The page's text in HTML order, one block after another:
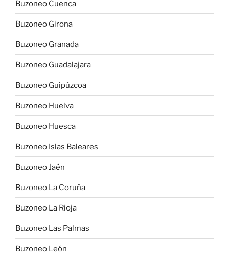
Buzoneo Cuenca
Buzoneo Girona
Buzoneo Granada
Buzoneo Guadalajara
Buzoneo Guipúzcoa
Buzoneo Huelva
Buzoneo Huesca
Buzoneo Islas Baleares
Buzoneo Jaén
Buzoneo La Coruña
Buzoneo La Rioja
Buzoneo Las Palmas
Buzoneo León